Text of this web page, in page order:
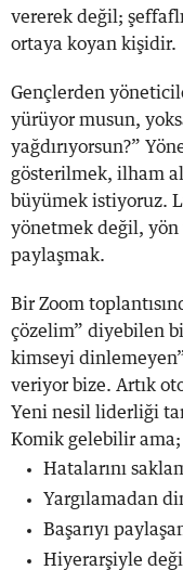
vererek değil;
ortaya koyan kişidir.
Gençlerden
yürüyor musun,
yağdırıyorsun?”
gösterilmek, ilham
büyümek istiyoruz.
yönetmek değil, yön
paylaşmak.
Bir Zoom
çözelim” diyebilen
kimseyi
veriyor bize. Artık
Yeni nesil liderliği
Komik gelebilir
Hatalarını
Yargılamadan
Başarıyı
Hiyerarşiyle